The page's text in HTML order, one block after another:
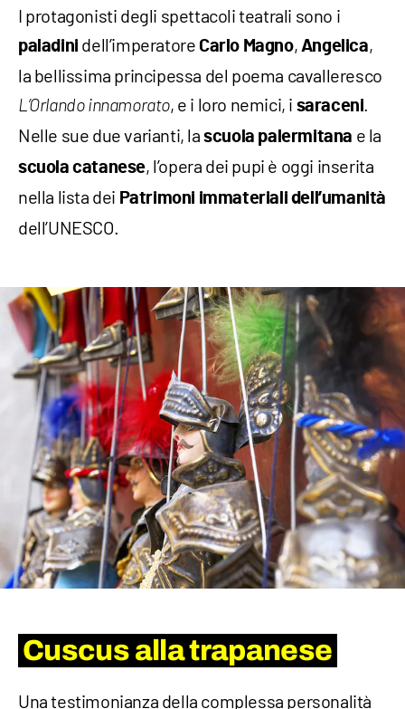
I protagonisti degli spettacoli teatrali sono i
paladini dell’imperatore Carlo Magno, Angelica,
la bellissima principessa del poema cavalleresco
L’Orlando innamorato, e i loro nemici, i saraceni.
Nelle sue due varianti, lascuola palermitana e la
scuola catanese, l’opera dei pupi è oggi inserita
nella lista dei Patrimoni immateriali dell’umanità
dell’UNESCO.
Cuscus alla trapanese
Una testimonianza della complessa personalità